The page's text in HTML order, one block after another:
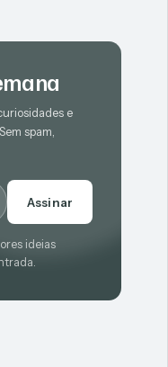
e
spam,
Assinar
ideias